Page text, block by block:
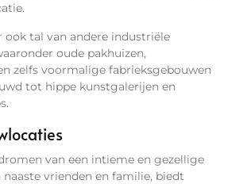
ook tal van andere industriële
oude pakhuizen,
zelfs voormalige fabrieksgebouwen
tot hippe kunstgalerijen en
van een intieme en gezellige
vrienden en familie, biedt